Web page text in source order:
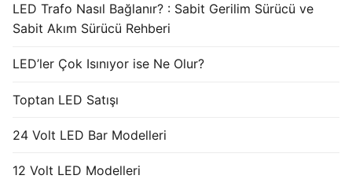
LED Trafo Nasıl Bağlanır? : Sabit Gerilim Sürücü ve
Sabit Akım Sürücü Rehberi
LED’ler Çok Isınıyor ise Ne Olur?
Toptan LED Satışı
24 Volt LED Bar Modelleri
12 Volt LED Modelleri